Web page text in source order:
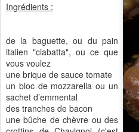
Ingrédients :
de la baguette, ou du pain
italien "ciabatta", ou ce que
vous voulez
une brique de sauce tomate
un bloc de mozzarella ou un
sachet d’emmental
des tranches de bacon
une bûche de chèvre ou des